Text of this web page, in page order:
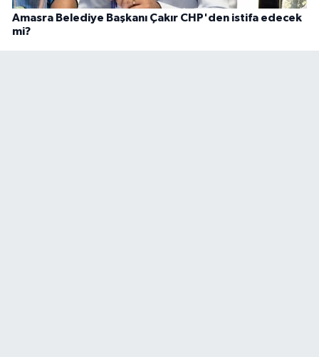
Amasra Belediye Başkanı Çakır CHP'den istifa edecek
mi?